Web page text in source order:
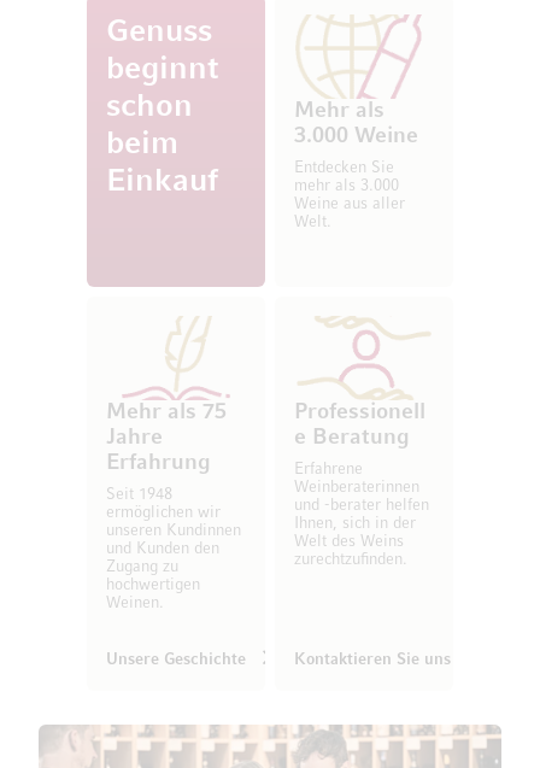
Genuss
beginnt
schon
beim
Einkauf
Mehr als
3.000 Weine
Entdecken Sie
mehr als 3.000
Weine aus aller
Welt.
Mehr als 75
Jahre
Erfahrung
Seit 1948
ermöglichen wir
unseren Kundinnen
und Kunden den
Zugang zu
hochwertigen
Weinen.
Unsere Geschichte
Professionell
e Beratung
Erfahrene
Weinberaterinnen
und -berater helfen
Ihnen, sich in der
Welt des Weins
zurechtzufinden.
Kontaktieren Sie uns